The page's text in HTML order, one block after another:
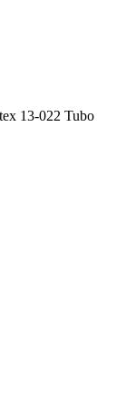
13-022 Tubo